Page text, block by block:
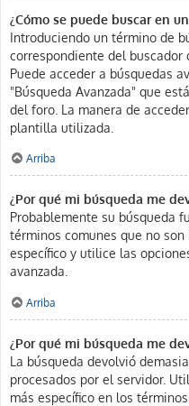
¿Cómo se puede buscar en
Introduciendo un término de
correspondiente del buscador
Puede acceder a búsquedas
"Búsqueda Avanzada" que
del foro. La manera de
plantilla utilizada.
Arriba
¿Por qué mi búsqueda me
Probablemente su búsqueda
términos comunes que no son
específico y utilice las
avanzada.
Arriba
¿Por qué mi búsqueda me
La búsqueda devolvió
procesados por el servidor.
más específico en los